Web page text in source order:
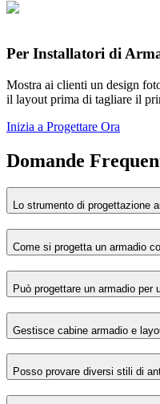
Per Installatori di
Mostra ai clienti un design
il layout prima di tagliare il
Inizia a Progettare Ora
Domande
Lo strumento di progettazione
Come si progetta un armadio
Può progettare un armadio per
Gestisce cabine armadio e
Posso provare diversi stili di